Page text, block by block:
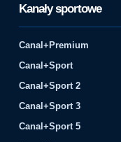
Kanały sportowe
Canal+Premium
Canal+Sport
Canal+Sport 2
Canal+Sport 3
Canal+Sport 5